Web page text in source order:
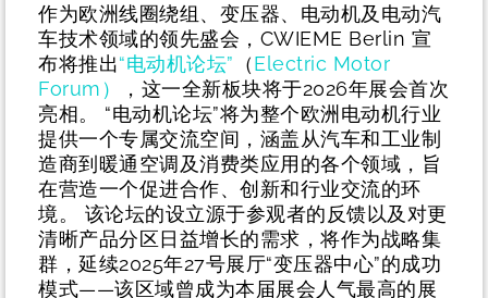
作为欧洲线圈绕组、变压器、电动机及电动汽
车技术领域的领先盛会，CWIEME Berlin 宣
布将推出“电动机论坛” （Electric Motor
Forum）
，这一全新板块将于2026年展会首次
亮相。
“电动机论坛”将为整个欧洲电动机行业
提供一个专属交流空间，涵盖从汽车和工业制
造商到暖通空调及消费类应用的各个领域，旨
在营造一个促进合作、创新和行业交流的环
境。
该论坛的设立源于参观者的反馈以及对更
清晰产品分区日益增长的需求，将作为战略集
群，延续2025年27号展厅“变压器中心”的成功
模式——该区域曾成为本届展会人气最高的展